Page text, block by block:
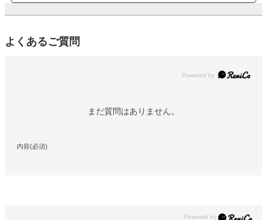
よくあるご質問
Powered by
まだ質問はありません。
内容(必須)